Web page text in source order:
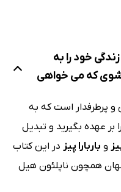
خود را به
که می خواهی
و پرطرفدار است که به
عهده بگیرید و تبدیل
و باربارا پیز در این کتاب
همچون ناپلئون هیل